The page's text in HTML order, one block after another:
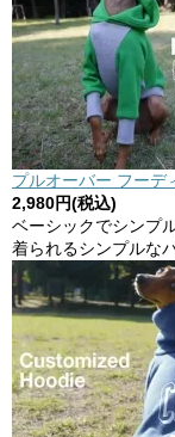
プルオーバー フーデ
2,980円(税込)
ベーシックでシンプ
着られるシンプルな